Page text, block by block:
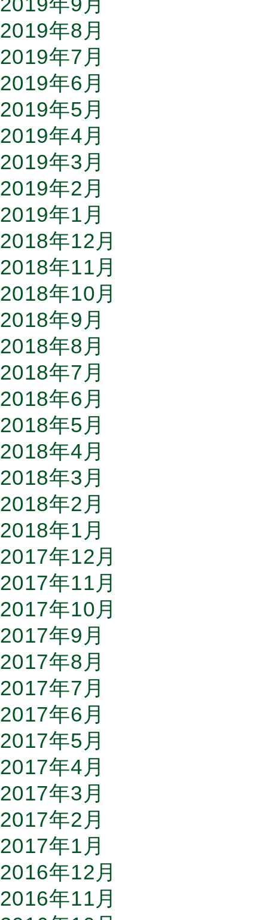
2019年8月
2019年7月
2019年6月
2019年5月
2019年4月
2019年3月
2019年2月
2019年1月
2018年12月
2018年11月
2018年10月
2018年9月
2018年8月
2018年7月
2018年6月
2018年5月
2018年4月
2018年3月
2018年2月
2018年1月
2017年12月
2017年11月
2017年10月
2017年9月
2017年8月
2017年7月
2017年6月
2017年5月
2017年4月
2017年3月
2017年2月
2017年1月
2016年12月
2016年11月